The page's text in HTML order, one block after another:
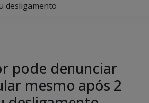
desligamento
pode denunciar
mesmo após 2